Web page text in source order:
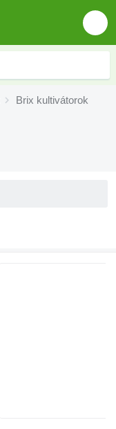
Brix kultivátorok